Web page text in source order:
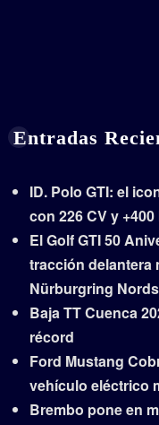
Entradas
ID. Polo GTI: el
con 226 CV y
El Golf GTI 50
tracción delantera
Nürburgring
Baja TT Cuenca
récord
Ford Mustang
vehículo eléctrico
Brembo pone en